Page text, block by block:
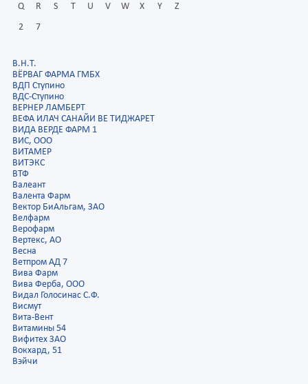
Q R S T U V W X Y Z
2 7
В.Н.Т.
ВЁРВАГ ФАРМА ГМБХ
ВДП Ступино
ВДС-Ступино
ВЕРНЕР ЛАМБЕРТ
ВЕФА ИЛАЧ САНАЙИ ВЕ ТИДЖАРЕТ
ВИДА ВЕРДЕ ФАРМ 1
ВИС, ООО
ВИТАМЕР
ВИТЭКС
ВТФ
Валеант
Валента Фарм
Вектор БиАльгам, ЗАО
Велфарм
Верофарм
Вертекс, АО
Весна
Ветпром АД 7
Вива Фарм
Вива Ферба, ООО
Видал Голосинас С.Ф.
Висмут
Вита-Вент
Витамины 54
Вифитех ЗАО
Вокхард, 51
Вэйчи